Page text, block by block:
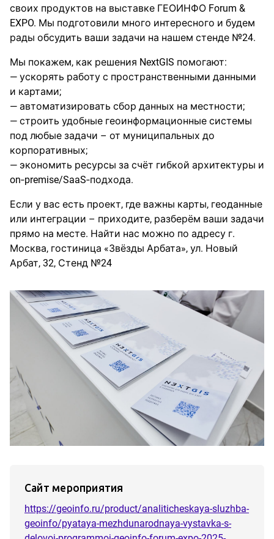
своих продуктов на выставке ГЕОИНФО Forum &
EXPO. Мы подготовили много интересного и будем
рады обсудить ваши задачи на нашем стенде №24.
Мы покажем, как решения NextGIS помогают:
— ускорять работу с пространственными данными
и картами;
— автоматизировать сбор данных на местности;
— строить удобные геоинформационные системы
под любые задачи – от муниципальных до
корпоративных;
— экономить ресурсы за счёт гибкой архитектуры и
on‑premise/SaaS‑подхода.
Если у вас есть проект, где важны карты, геоданные
или интеграции – приходите, разберём ваши задачи
прямо на месте. Найти нас можно по адресу г.
Москва, гостиница «Звёзды Арбата», ул. Новый
Арбат, 32, Стенд №24
Сайт мероприятия
https://geoinfo.ru/product/analiticheskaya-sluzhba-
geoinfo/pyataya-mezhdunarodnaya-vystavka-s-